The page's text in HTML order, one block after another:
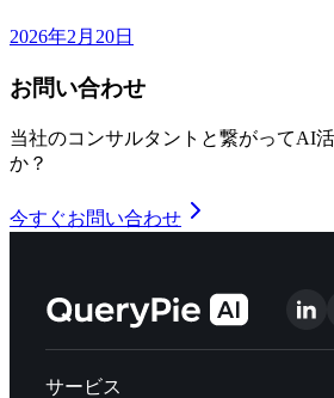
2026年2月20日
お問い合わせ
当社のコンサルタントと繋がってAI
か？
今すぐお問い合わせ
サービス